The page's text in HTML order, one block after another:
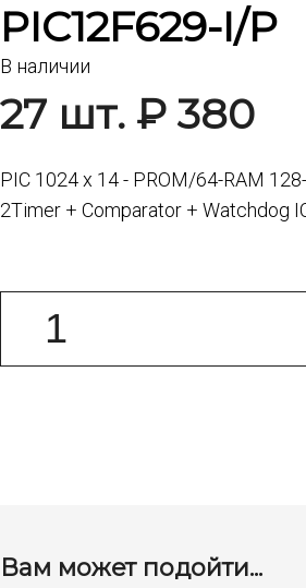
PIC12F629-I/P
В наличии
27 шт. ₽ 380
PIC 1024 x 14 - PROM/64-RAM
2Timer + Comparator + Watchdog
Вам может подойти...